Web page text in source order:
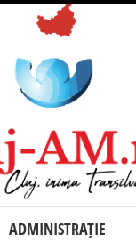
ADMINISTRAȚIE